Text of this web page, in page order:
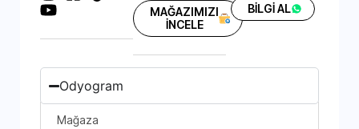
MAĞAZIMIZI
İNCELE
BİLGİ AL
Odyogram
Mağaza